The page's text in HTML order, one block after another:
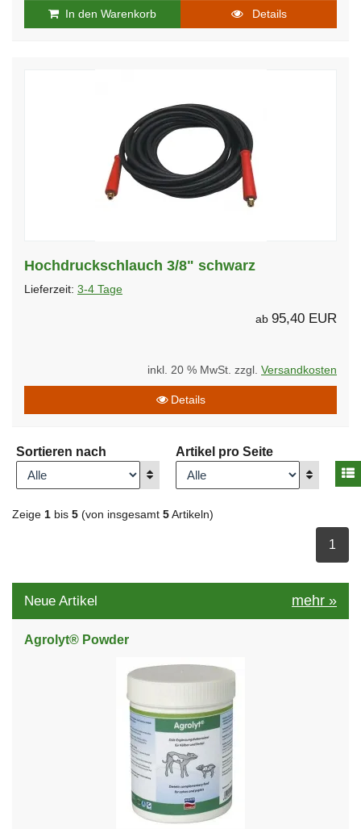
In den Warenkorb Details
Hochdruckschlauch 3/8" schwarz
Lieferzeit: 3-4 Tage
ab 95,40 EUR
inkl. 20 % MwSt. zzgl. Versandkosten
Details
Sortieren nach
Anzeigen
Artikel pro Seite
Anzeigen
Zeige 1 bis 5 (von insgesamt 5 Artikeln)
1
Neue Artikel mehr »
Agrolyt® Powder